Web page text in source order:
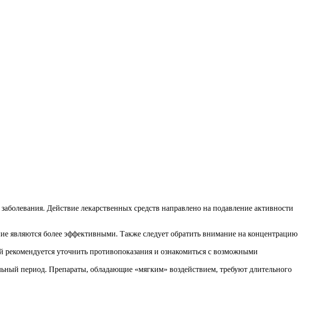
Действие лекарственных средств направлено на подавление активности
являются более эффективными. Также следует обратить внимание на концентрацию
уточнить противопоказания и ознакомиться с возможными
период. Препараты, обладающие «мягким» воздействием, требуют длительного